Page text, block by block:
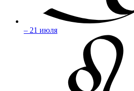
– 21 июля